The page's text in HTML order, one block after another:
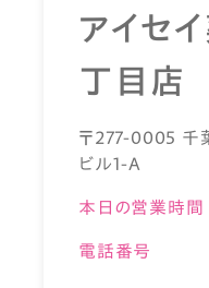
アイセ
丁目店
〒277-0005 千
ビル1-A
本日の営業時間
電話番号